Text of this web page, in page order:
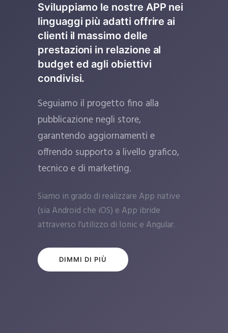
Sviluppiamo le nostre APP nei
linguaggi più adatti offrire ai
clienti il massimo delle
prestazioni in relazione al
budget ed agli obiettivi
condivisi.
Seguiamo il progetto fino alla
pubblicazione negli store,
garantendo aggiornamenti e
offrendo supporto a livello grafico,
tecnico e di marketing.
Siamo in grado di realizzare App native
(sia Android che iOS) e App ibride
attraverso l’utilizzo di Ionic e Angular.
DIMMI DI PIÙ